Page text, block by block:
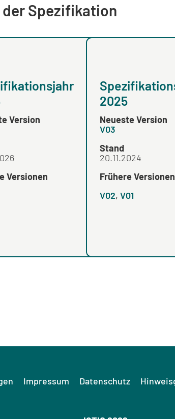
Spezifikation
Version
Versionen
2025
Neueste Version
V03
Stand
20.11.2024
Frühere Versionen
V02,V01
Impressum Datenschutz